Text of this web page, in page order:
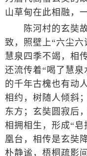
山草甸在此相融，
陈河村的玄奘故
致，照壁上“六尘
慧泉四季不竭，相
还流传着“喝了慧
的千年古槐也有动
相约，树随人倾斜
东方；玄奘圆寂后
相拥相生，形成“
凰台，相传是玄奘
朴静谧，梧桐疏影